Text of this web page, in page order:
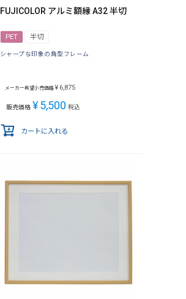
FUJICOLOR アルミ額縁 A32 半切
PET 半切
シャープな印象の角型フレーム
メーカー希望小売価格 ¥ 6,875
販売価格 ¥5,500 税込
カートに入れる